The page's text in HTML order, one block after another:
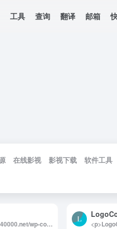
工具 查询 翻译 邮箱
在线影视 影视下载 软件工具
<img decoding="async" data-src="//www.40000.net/wp-content/uploads/2024/12/20241215121730-675ec8da6cafa.webp" src="https://www.40000.net/wp-content/themes/onenav/images/t.png" alt="logo设计网"><p>在线Logo设计平台</p><p>欢迎来到我们的Logo设计网，这里为公司、个人、店铺、品牌视觉识别（VI）、网站和网店提供便捷的商标Logo在线自动生成服务。我们的平台支持一键生成多种风格的Logo设计，包括标志艺术字体、文字图标、字母头像以及姓名字的免费Logo设计。此外，我们还提供创意Logo制作服务，用户可以轻松获取英文Logo、无水印透明Logo，并下载SVG源文件。</p><p>满意后再付费</p><p>我们致力于为您设计独特的品牌Logo，经过十年的研发，我们的目标是帮助您打造属于自己的品牌形象。您只需在平台上输入公司名称，Logo设计网将智能分析并自动生成多种创意设计，包括图文结合的标志、文字标志和徽章标志等，供您选择。</p><p>个性化编辑功能</p><p>我们的强大图文编辑器使您能够对在线生成的Logo进行个性化调整。您可以随心所欲地修改图标、字体、颜色和布局等元素，让您的公司Logo设计更加独特，彰显品牌个性。无论您是追求简约风格还是复杂设计，我们的平台都能满足您的需求。</p><p>通过我们的在线Logo设计平台，您将体验到高效、便捷和个性化的设计服务，助力您的品牌在市场中脱颖而出。立即开始设计，创造属于您的品牌Logo吧！</p>